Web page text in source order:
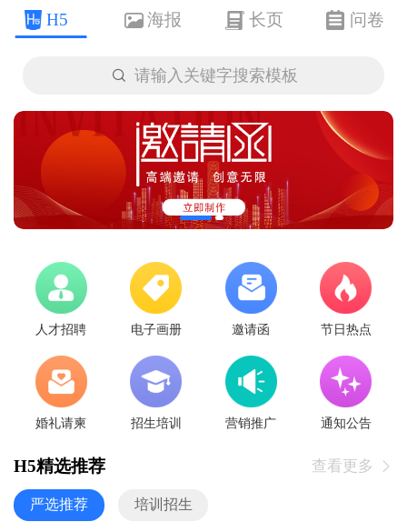
H5 海报 长页 问卷
 请输入关键字搜索模板
人才招聘 电子画册 邀请函 节日热点
婚礼请柬 招生培训 营销推广 通知公告
H5精选推荐 查看更多 
严选推荐 培训招生